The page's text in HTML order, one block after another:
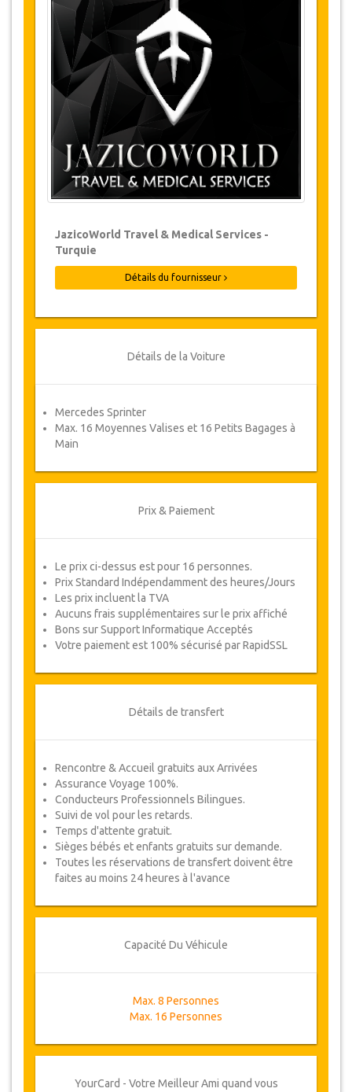
Changements et Politique d'annulation
Les modifications de réservations peuvent
être possibles si l’avis est donné à temps.
Pour plus d'informations veuillez nous
contacter.
Pour toutes les annulations faites au
moins 24 heures à l’avance, il n‘y aura
pas de frais, même si la réservation a été
confirmée. L'annulation ne peut être faite
que par écrit en envoyant un courrier
électronique.
moins de 24 heures avant le transfert.
Dans de tels cas, les paiements sont non-
remboursables.
De temps en temps, JazicoWorld peut
ou un remboursement complet.
Une fois votre paiement effectué, vous serez
redirigé vers détails YourCard pour entrer vos
votre Coupon de service automatiquement.
JazicoWorld Travel & Medical Services -
Turquie
Détails du fournisseur
Détails de la Voiture
Mercedes Sprinter
Max. 16 Moyennes Valises et 16 Petits Bagages à
Main
Prix & Paiement
Le prix ci-dessus est pour 16 personnes.
Prix Standard Indépendamment des heures/Jours
Les prix incluent la TVA
Aucuns frais supplémentaires sur le prix affiché
Bons sur Support Informatique Acceptés
Votre paiement est 100% sécurisé par RapidSSL
Détails de transfert
Rencontre & Accueil gratuits aux Arrivées
Assurance Voyage 100%.
Conducteurs Professionnels Bilingues.
Suivi de vol pour les retards.
Temps d'attente gratuit.
Sièges bébés et enfants gratuits sur demande.
Toutes les réservations de transfert doivent être
faites au moins 24 heures à l'avance
Capacité Du Véhicule
Max. 8 Personnes
Max. 16 Personnes
YourCard - Votre Meilleur Ami quand vous